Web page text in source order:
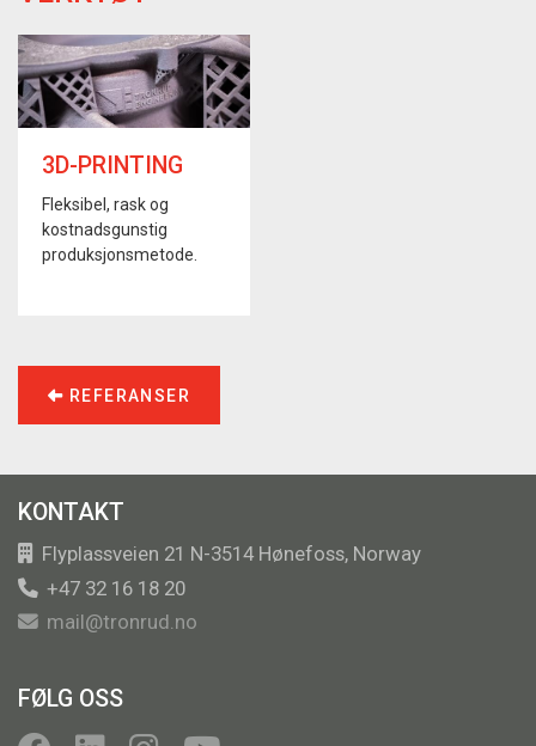
3D-PRINTING
Fleksibel, rask og
kostnadsgunstig
produksjonsmetode.
REFERANSER
KONTAKT
Flyplassveien 21 N-3514 Hønefoss, Norway
+47 32 16 18 20
mail@tronrud.no
FØLG OSS